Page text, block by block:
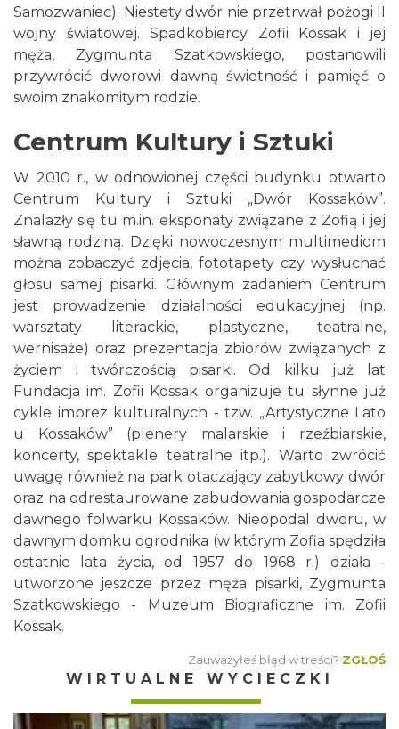
Samozwaniec). Niestety dwór nie przetrwał pożogi II
wojny światowej. Spadkobiercy Zofii Kossak i jej
męża, Zygmunta Szatkowskiego, postanowili
przywrócić dworowi dawną świetność i pamięć o
swoim znakomitym rodzie.
Centrum Kultury i Sztuki
W 2010 r., w odnowionej części budynku otwarto
Centrum Kultury i Sztuki „Dwór Kossaków”.
Znalazły się tu m.in. eksponaty związane z Zofią i jej
sławną rodziną. Dzięki nowoczesnym multimediom
można zobaczyć zdjęcia, fototapety czy wysłuchać
głosu samej pisarki. Głównym zadaniem Centrum
jest prowadzenie działalności edukacyjnej (np.
warsztaty literackie, plastyczne, teatralne,
wernisaże) oraz prezentacja zbiorów związanych z
życiem i twórczością pisarki. Od kilku już lat
Fundacja im. Zofii Kossak organizuje tu słynne już
cykle imprez kulturalnych - tzw. „Artystyczne Lato
u Kossaków” (plenery malarskie i rzeźbiarskie,
koncerty, spektakle teatralne itp.). Warto zwrócić
uwagę również na park otaczający zabytkowy dwór
oraz na odrestaurowane zabudowania gospodarcze
dawnego folwarku Kossaków. Nieopodal dworu, w
dawnym domku ogrodnika (w którym Zofia spędziła
ostatnie lata życia, od 1957 do 1968 r.) działa -
utworzone jeszcze przez męża pisarki, Zygmunta
Szatkowskiego - Muzeum Biograficzne im. Zofii
Kossak.
Zauważyłeś błąd w treści? ZGŁOŚ
WIRTUALNE WYCIECZKI